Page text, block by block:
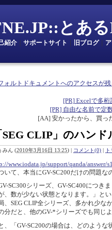
とあ
紹介 サポートサイト 旧ブログ｜
ォルトドキュメントへのアクセスが残
[PR] Excelで多
[PR] 自由な名前で定
[AA] 安かったから、買っ
SEG CLIP」のハン
みん (2010年3月16日 13:25) | コメント(0) |
www.iodata.jp/support/qanda/answer/
いて、本当にGV-SC200だけの問題な
GV-SC300シリーズ、GV-SC400につ
、数が少ない状態となります。」と
、SEG CLIP全シリーズ、多かれ少な
分だと、他のGV-*シリーズでも同じ
、「GV-SC200の場合は、どのよう